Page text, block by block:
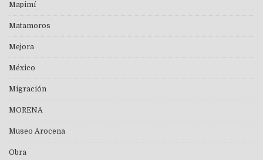
Mapimí
Matamoros
Mejora
México
Migración
MORENA
Museo Arocena
Obra